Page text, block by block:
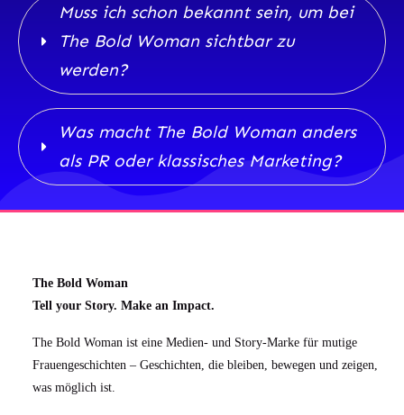
Muss ich schon bekannt sein, um bei
The Bold Woman sichtbar zu
werden?
Was macht The Bold Woman anders
als PR oder klassisches Marketing?
The Bold Woman
Tell your Story. Make an Impact.
The Bold Woman ist eine Medien- und Story-Marke für mutige
Frauengeschichten – Geschichten, die bleiben, bewegen und zeigen,
was möglich ist.